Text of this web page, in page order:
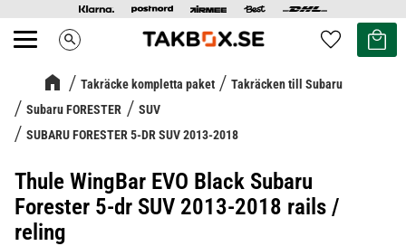
Meny search Favoriter
Kundvagn
Takräcke kompletta paket
Takräcken till Subaru
Subaru FORESTER
SUV
SUBARU FORESTER 5-DR SUV 2013-2018
Thule WingBar EVO Black Subaru
Forester 5-dr SUV 2013-2018 rails /
reling